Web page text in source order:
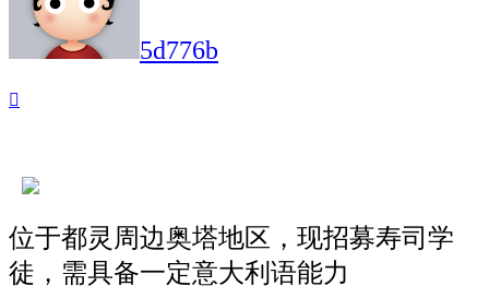
5d776b

位于都灵周边奥塔地区，现招募寿司学
徒，需具备一定意大利语能力